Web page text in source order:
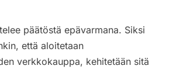
päätöstä epävarmana. Siksi
että aloitetaan
verkkokauppa, kehitetään sitä